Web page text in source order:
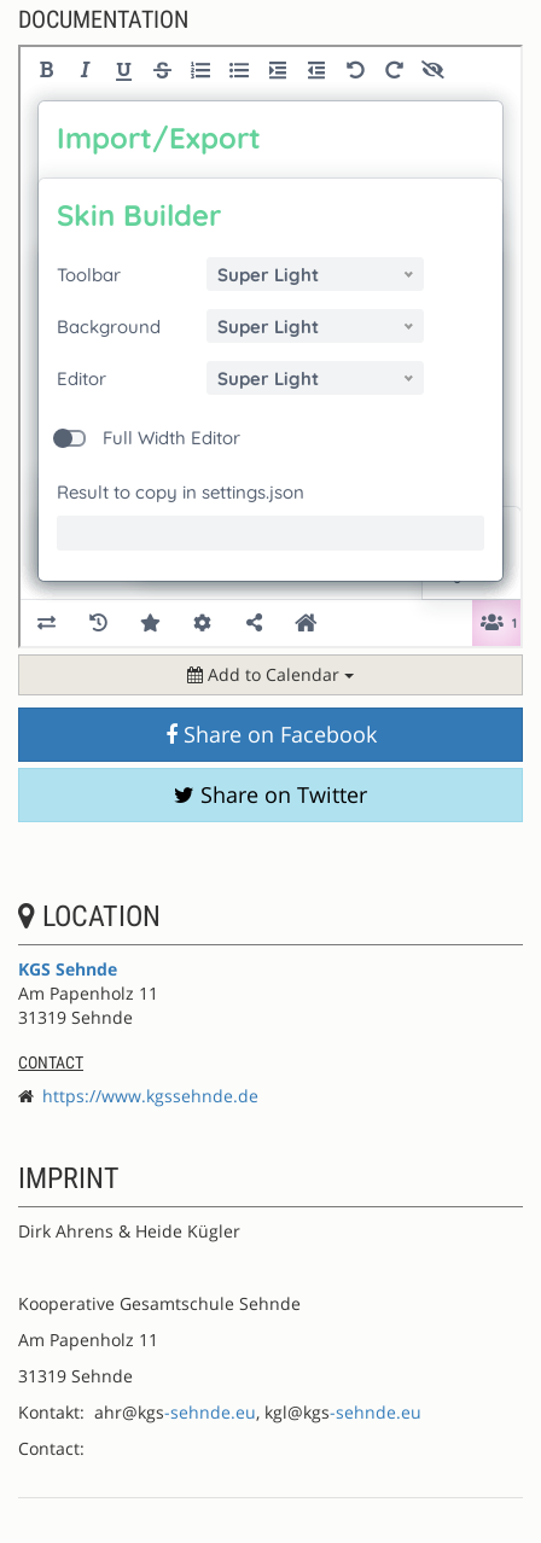
DOCUMENTATION
Add to Calendar
Share on Facebook
Share on Twitter
LOCATION
KGS Sehnde
Am Papenholz 11
31319 Sehnde
CONTACT
https://www.kgssehnde.de
IMPRINT
Dirk Ahrens & Heide Kügler
Kooperative Gesamtschule Sehnde
Am Papenholz 11
31319 Sehnde
Kontakt: ahr@kgs-sehnde.eu, kgl@kgs-sehnde.eu
Contact: